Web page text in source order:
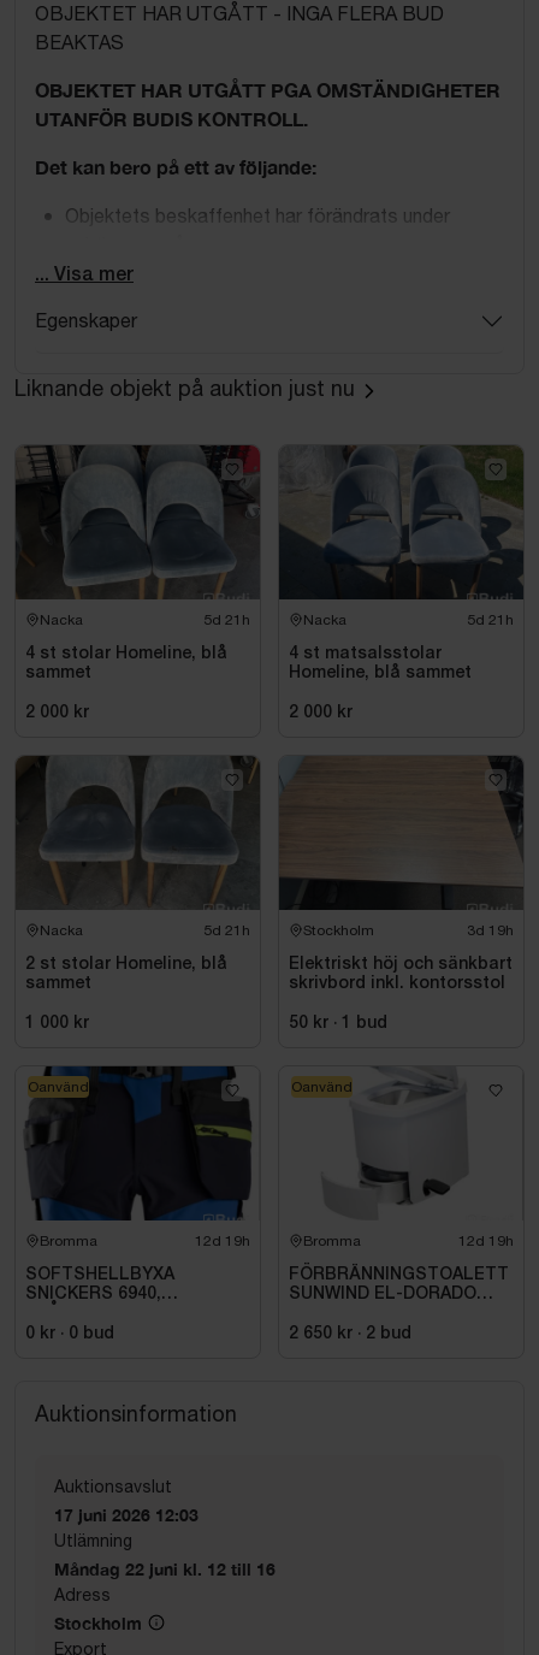
OBJEKTET HAR UTGÅTT - INGA FLERA BUD
BEAKTAS
OBJEKTET HAR UTGÅTT PGA OMSTÄNDIGHETER
UTANFÖR BUDIS KONTROLL.
Det kan bero på ett av följande:
Objektets beskaffenhet har förändrats under
Objektet har visat sig inte överensstämma med
BTL-6000 Emsella, för professionell användning.
Elektrisk modell för 1-fas i blått utförande.
... Visa mer
Egenskaper
Liknande objekt på auktion just nu
Nacka 5d 21h
4 st stolar Homeline, blå
sammet
2 000 kr
Nacka 5d 21h
4 st matsalsstolar
Homeline, blå sammet
2 000 kr
Nacka 5d 21h
2 st stolar Homeline, blå
sammet
1 000 kr
Stockholm 3d 19h
Elektriskt höj och sänkbart
skrivbord inkl. kontorsstol
50 kr · 1 bud
Bromma 12d 19h
SOFTSHELLBYXA
SNICKERS 6940,
112
0 kr · 0 bud
Oanvänd
Bromma 12d 19h
FÖRBRÄNNINGSTOALETT
SUNWIND EL-DORADO
2 650 kr · 2 bud
Oanvänd
Auktionsinformation
Auktionsavslut
17 juni 2026 12:03
Utlämning
Måndag 22 juni kl. 12 till 16
Adress
Stockholm
Export